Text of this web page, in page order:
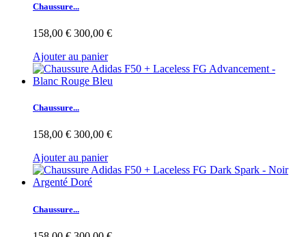
Chaussure...
158,00 € 300,00 €
Ajouter au panier
Chaussure...
158,00 € 300,00 €
Ajouter au panier
Chaussure...